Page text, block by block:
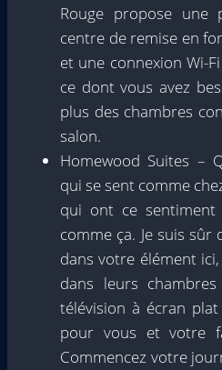
Rouge propose une
centre de remise en
et une connexion Wi-
ce dont vous avez
plus des chambres
salon.
Homewood Suites –
qui se sent comme
qui ont ce
comme ça. Je suis
dans votre élément
dans leurs
télévision à écran plat
pour vous et votre
Commencez votre